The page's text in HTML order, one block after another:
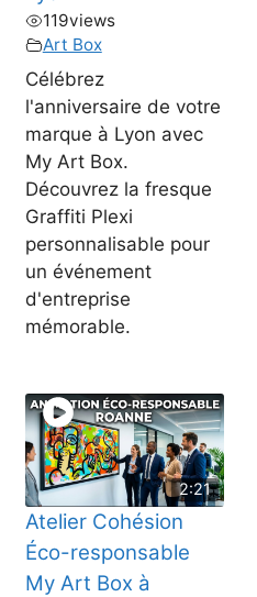
119views
Art Box
Célébrez
l'anniversaire de votre
marque à Lyon avec
My Art Box.
Découvrez la fresque
Graffiti Plexi
personnalisable pour
un événement
d'entreprise
mémorable.
2:21
Atelier Cohésion
Éco-responsable
My Art Box à